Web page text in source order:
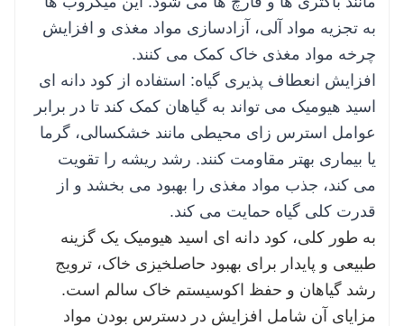
به طور کلی، استفاده از کود گرانول اسید هیومیک
طیف وسیعی از مزایای، از جمله بهبود ساختار خاک،
افزایش در دسترس بودن مواد مغذی، افزایش
فعالیت میکروبی و پایداری محیطی را ارائه می دهد.
این یک ابزار ارزشمند برای ترویج رشد سالم و مولد
گیاه در عین حفظ سلامت خاک برای طولانی مدت
است.
به تجزیه مواد آلی، آزادسازی مواد مغذی و افزایش
چرخه مواد مغذی خاک کمک می کنند.
افزایش انعطاف پذیری گیاه: استفاده از کود دانه ای
اسید هیومیک می تواند به گیاهان کمک کند تا در برابر
عوامل استرس زای محیطی مانند خشکسالی، گرما
یا بیماری بهتر مقاومت کنند. رشد ریشه را تقویت
می کند، جذب مواد مغذی را بهبود می بخشد و از
قدرت کلی گیاه حمایت می کند.
به طور کلی، کود دانه ای اسید هیومیک یک گزینه
طبیعی و پایدار برای بهبود حاصلخیزی خاک، ترویج
رشد گیاهان و حفظ اکوسیستم خاک سالم است.
مزایای آن شامل افزایش در دسترس بودن مواد